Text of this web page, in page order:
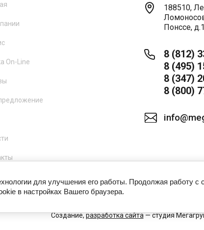
On-Line
188510,
Понссе,
8 (812)
8 (495)
8 (347)
8 (800)
Создание,разработка сайта— студия
для улучшения его работы. Продолжая работу
в настройках Вашего браузера.